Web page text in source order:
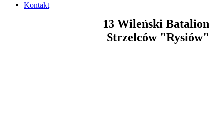
Kontakt
13 Wileński Batalion
Strzelców "Rysiów"